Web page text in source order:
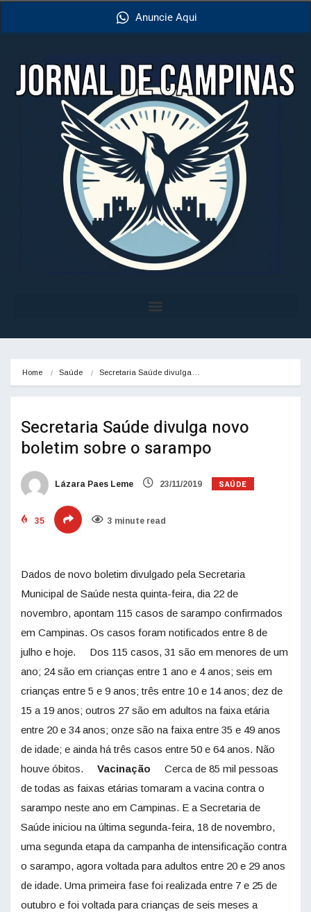
Anuncie Aqui
Home Saúde Secretaria Saúde divulga…
Secretaria Saúde divulga novo
boletim sobre o sarampo
Lázara Paes Leme 23/11/2019 SAÚDE
35 3 minute read
Dados de novo boletim divulgado pela Secretaria
Municipal de Saúde nesta quinta-feira, dia 22 de
novembro, apontam 115 casos de sarampo confirmados
em Campinas. Os casos foram notificados entre 8 de
julho e hoje. Dos 115 casos, 31 são em menores de um
ano; 24 são em crianças entre 1 ano e 4 anos; seis em
crianças entre 5 e 9 anos; três entre 10 e 14 anos; dez de
15 a 19 anos; outros 27 são em adultos na faixa etária
entre 20 e 34 anos; onze são na faixa entre 35 e 49 anos
de idade; e ainda há três casos entre 50 e 64 anos. Não
houve óbitos. Vacinação Cerca de 85 mil pessoas
de todas as faixas etárias tomaram a vacina contra o
sarampo neste ano em Campinas. E a Secretaria de
Saúde iniciou na última segunda-feira, 18 de novembro,
uma segunda etapa da campanha de intensificação contra
o sarampo, agora voltada para adultos entre 20 e 29 anos
de idade. Uma primeira fase foi realizada entre 7 e 25 de
outubro e foi voltada para crianças de seis meses a